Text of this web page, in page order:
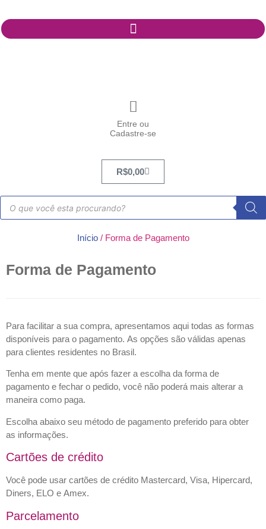
Entre ou
Cadastre-se
R$0,00
Início/ Forma de Pagamento
Forma de Pagamento
Para facilitar a sua compra, apresentamos aqui todas as formas
disponíveis para o pagamento. As opções são válidas apenas
para clientes residentes no Brasil.
Tenha em mente que após fazer a escolha da forma de
pagamento e fechar o pedido, você não poderá mais alterar a
maneira como paga.
Escolha abaixo seu método de pagamento preferido para obter
as informações.
Cartões de crédito
Você pode usar cartões de crédito Mastercard, Visa, Hipercard,
Diners, ELO e Amex.
Parcelamento